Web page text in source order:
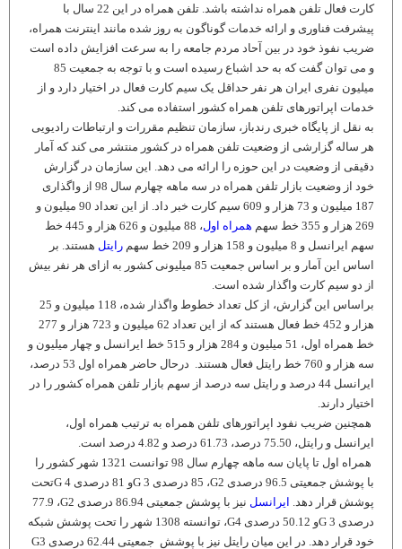
کارت فعال تلفن همراه نداشته باشد. تلفن همراه در این 22 سال با
پیشرفت فناوری و ارائه خدمات گوناگون به روز شده مانند اینترنت همراه،
ضریب نفوذ خود در بین آحاد مردم جامعه را به سرعت افزایش داده است
و می‌ توان گفت که به حد اشباع رسیده است و با توجه به جمعیت 85
میلیون نفری ایران هر نفر حداقل یک سیم کارت فعال در اختیار دارد و از
خدمات اپراتورهای تلفن همراه کشور استفاده می کند.
به نقل از پایگاه خبری رندباز، سازمان تنظیم مقررات و ارتباطات رادیویی
هر ساله گزارشی از وضعیت تلفن همراه در کشور منتشر می کند که آمار
دقیقی از وضعیت در این حوزه را ارائه می دهد. این سازمان در گزارش
خود از وضعیت بازار تلفن همراه در سه ماهه چهارم سال 98 از واگذاری
187 میلیون و 73 هزار و 609 سیم کارت خبر داد
از این تعداد 90 میلیون و
269 هزار و 355 خط سهم
همراه اول
، 88 میلیون و 626 هزار و 445 خط
سهم ایرانسل و 8 میلیون و 158 هزار و 209 خط سهم
رایتل هستند بر
اساس این آمار و بر اساس جمعیت 85 میلیونی کشور به ازای هر نفر بیش
از دو سیم کارت واگذار شده است.
براساس این گزارش، از کل تعداد خطوط واگذار شده، 118 میلیون و 25
هزار و 452 خط فعال هستند که از این تعداد 62 میلیون و 723 هزار و 277
خط همراه اول، 51 میلیون و 284 هزار و 515 خط ایرانسل و چهار میلیون و
سه هزار و 760 خط رایتل فعال هستند
درحال حاضر همراه اول 53 درصد،
ایرانسل 44 درصد و رایتل سه درصد از سهم بازار تلفن همراه کشور را در
اختیار دارند
همچنین ضریب نفود اپراتورهای تلفن همراه به ترتیب همراه اول،
ایرانسل و رایتل، 75.50 درصد، 61.73 درصد و 4.82 درصد است
همراه اول تا پایان سه ماهه چهارم سال 98 توانست 1321 شهر کشور را
با پوشش جمعیتی 96.5 درصدی 2
G، 85 درصدی 3 Gو 81 درصدی 4 Gتحت
پوشش قرار دهد ایرانسل نیز با پوشش جمعیتی 86.94 درصدی 2 G ، 77.9
درصدی 3
Gو 50.12 درصدی 4 G
، توانسته 1308 شهر را تحت پوشش شبکه
خود قرار دهد در این میان رایتل نیز با پوشش جمعیتی 62.44 درصدی 3
G